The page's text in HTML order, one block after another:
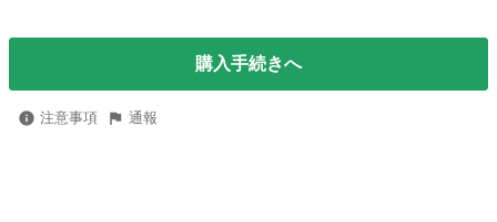
購入手続きへ
注意事項 通報